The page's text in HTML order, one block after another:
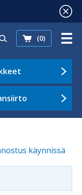
(0)
käynnissä